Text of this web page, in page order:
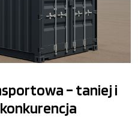
– taniej i